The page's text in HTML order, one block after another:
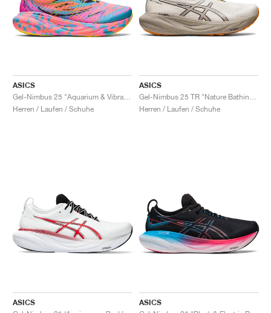
ASICS
Herren / Laufen / Schuhe
ASICS
Herren / Laufen / Schuhe
ASICS
ASICS